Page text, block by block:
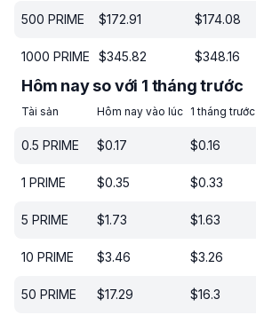
500 PRIME $172.91 $174.08
1000 PRIME $345.82 $348.16
Hôm nay so với 1 tháng trước
Tài sản Hôm nay vào lúc 1 tháng trước
0.5 PRIME $0.17 $0.16
1 PRIME $0.35 $0.33
5 PRIME $1.73 $1.63
10 PRIME $3.46 $3.26
50 PRIME $17.29 $16.3